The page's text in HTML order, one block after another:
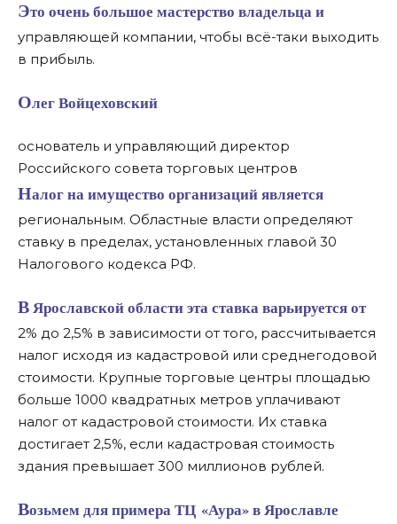
Это очень большое мастерство владельца и
управляющей компании, чтобы всё-таки выходить
в прибыль.
Олег Войцеховский
основатель и управляющий директор
Российского совета торговых центров
Налог на имущество организаций является
региональным. Областные власти определяют
ставку в пределах, установленных главой 30
Налогового кодекса РФ.
В Ярославской области эта ставка варьируется от
2% до 2,5% в зависимости от того, рассчитывается
налог исходя из кадастровой или среднегодовой
стоимости. Крупные торговые центры площадью
больше 1000 квадратных метров уплачивают
налог от кадастровой стоимости. Их ставка
достигает 2,5%, если кадастровая стоимость
здания превышает 300 миллионов рублей.
Возьмем для примера ТЦ «Аура» в Ярославле